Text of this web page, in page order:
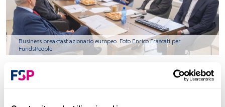
Business breakfast azionario europeo. Foto Enrico Frascati per
FundsPeople